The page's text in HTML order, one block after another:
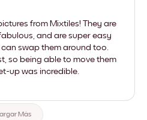
from Mixtiles! They are
and are super easy
swap them around too.
so being able to move them
up was incredible.
Más